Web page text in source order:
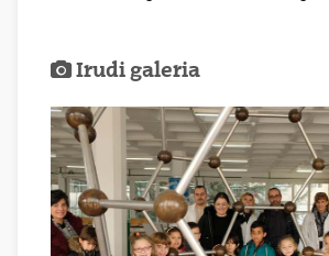
Irudi galeria